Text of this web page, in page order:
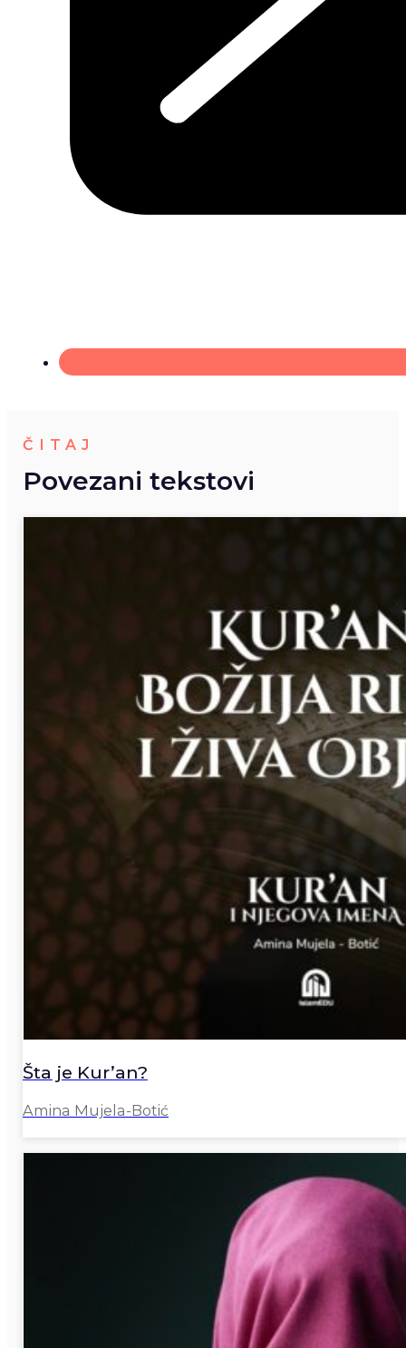
ČITAJ
Povezani tekstovi
Šta je Kur’an?
Amina Mujela-Botić